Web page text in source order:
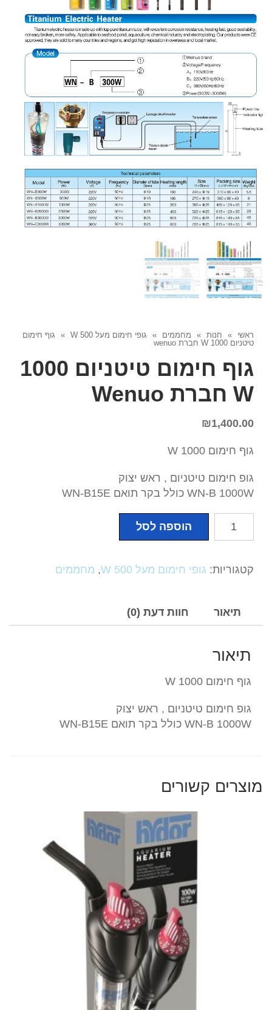
ראשי » חנות » מחממים » גופי חימום מעל 500 W »
גוף חימום
טיטניום 1000 W חברת wenuo
גוף חימום טיטניום 1000
W חברת Wenuo
₪1,400.00
גוף חימום 1000 W
גופ חימום טיטניום , ראש יצוק
WN-B 1000W כולל בקר תואם WN-B15E
כמות
חימום
חברת
הוספה לסל
קטגוריות: גופי חימום מעל 500 W , מחממים
תיאור חוות דעת (0)
תיאור
גוף חימום 1000 W
גופ חימום טיטניום , ראש יצוק
WN-B 1000W כולל בקר תואם WN-B15E
מוצרים קשורים